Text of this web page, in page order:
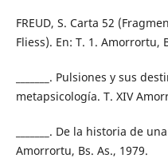
FREUD, S. Carta 52
Fliess). En: T. 1. Amorrortu,
_______. Pulsiones y sus
metapsicología. T. XIV
_______. De la historia de
Amorrortu, Bs. As., 1979.